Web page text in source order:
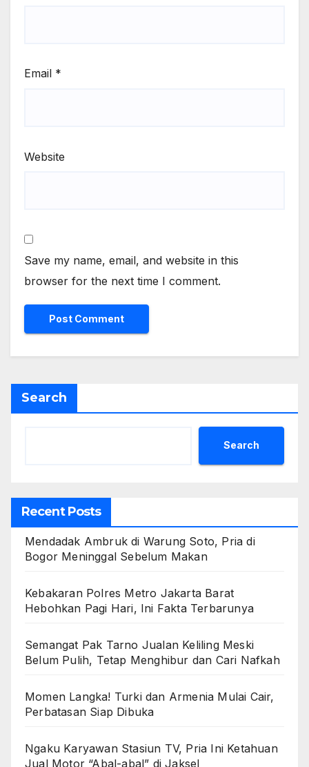
Email *
Website
Save my name, email, and website in this
browser for the next time I comment.
Search
Search
Recent Posts
Mendadak Ambruk di Warung Soto, Pria di
Bogor Meninggal Sebelum Makan
Kebakaran Polres Metro Jakarta Barat
Hebohkan Pagi Hari, Ini Fakta Terbarunya
Semangat Pak Tarno Jualan Keliling Meski
Belum Pulih, Tetap Menghibur dan Cari Nafkah
Momen Langka! Turki dan Armenia Mulai Cair,
Perbatasan Siap Dibuka
Ngaku Karyawan Stasiun TV, Pria Ini Ketahuan
Jual Motor “Abal-abal” di Jaksel